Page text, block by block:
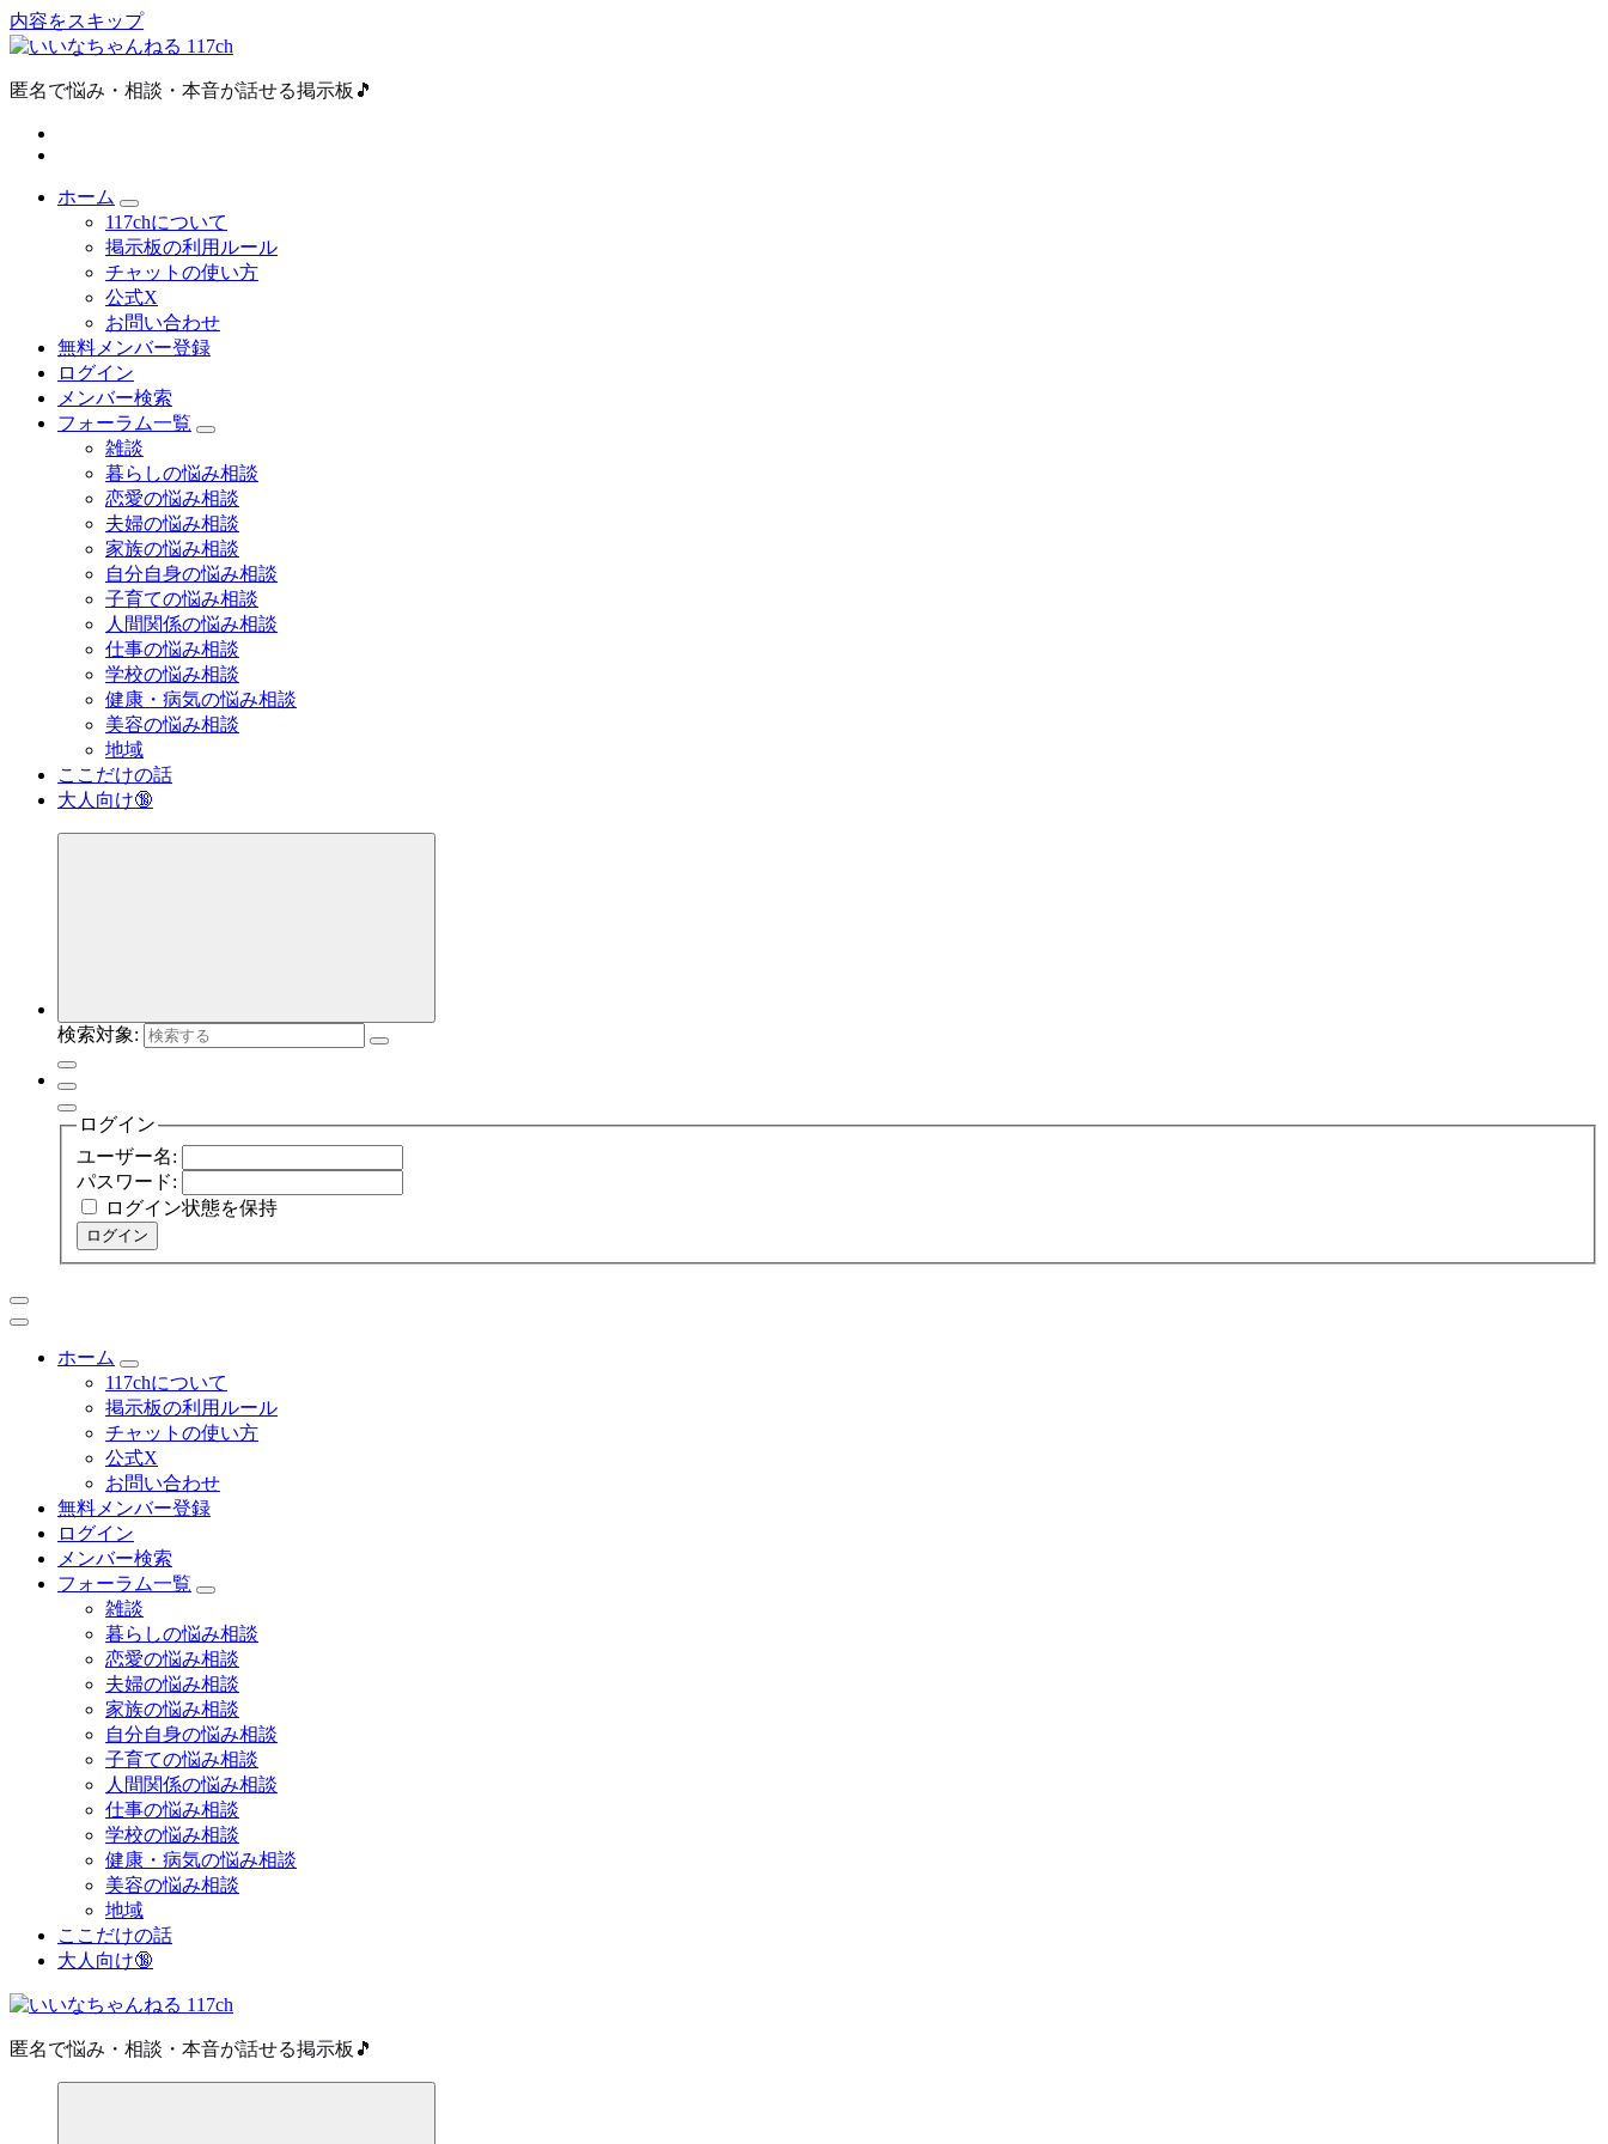
内容をスキップ
匿名で悩み・相談・本音が話せる掲示板🎵
ホーム
117chについて
掲示板の利用ルール
チャットの使い方
公式X
お問い合わせ
無料メンバー登録
ログイン
メンバー検索
フォーラム一覧
雑談
暮らしの悩み相談
恋愛の悩み相談
夫婦の悩み相談
家族の悩み相談
自分自身の悩み相談
子育ての悩み相談
人間関係の悩み相談
仕事の悩み相談
学校の悩み相談
健康・病気の悩み相談
美容の悩み相談
地域
ここだけの話
大人向け🔞
検索対象:
ログイン
ユーザー名:
パスワード:
ログイン状態を保持
ログイン
ホーム
117chについて
掲示板の利用ルール
チャットの使い方
公式X
お問い合わせ
無料メンバー登録
ログイン
メンバー検索
フォーラム一覧
雑談
暮らしの悩み相談
恋愛の悩み相談
夫婦の悩み相談
家族の悩み相談
自分自身の悩み相談
子育ての悩み相談
人間関係の悩み相談
仕事の悩み相談
学校の悩み相談
健康・病気の悩み相談
美容の悩み相談
地域
ここだけの話
大人向け🔞
匿名で悩み・相談・本音が話せる掲示板🎵